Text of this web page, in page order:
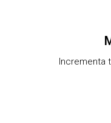
Incrementa